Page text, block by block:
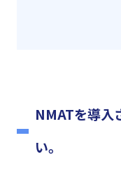
NMATを導入
い。